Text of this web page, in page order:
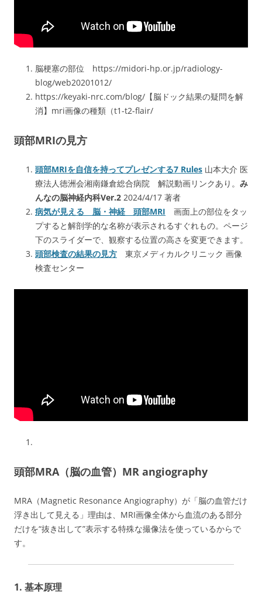
脳梗塞の部位 https://midori-hp.or.jp/radiology-
blog/web20201012/
https://keyaki-nrc.com/blog/【脳ドック結果の疑問を解
消】mri画像の種類（t1-t2-flair/
頭部MRIの見方
頭部MRIを自信を持ってプレゼンする7 Rules 山本大介 医
療法人徳洲会湘南鎌倉総合病院 解説動画リンクあり。 み
んなの脳神経内科Ver.2 2024/4/17 著者
病気が見える 脳・神経 頭部MRI 画面上の部位をタッ
プすると解剖学的な名称が表示されるすぐれもの。ページ
下のスライダーで、観察する位置の高さを変更できます。
頭部検査の結果の見方
東京メディカルクリニック 画像
検査センター
頭部MRA（脳の血管） MR angiography
MRA（Magnetic Resonance Angiography）が「脳の血管だけ
浮き出して見える」理由は、MRI画像全体から血流のある部分
だけを“抜き出して”表示する特殊な撮像法を使っているからで
す。
1. 基本原理